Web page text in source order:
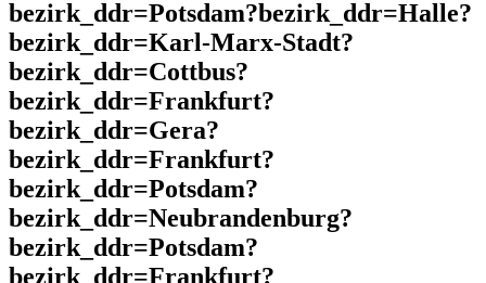
bezirk_ddr=Potsdam?bezirk_ddr=Halle?
bezirk_ddr=Karl-Marx-Stadt?
bezirk_ddr=Cottbus?
bezirk_ddr=Frankfurt?
bezirk_ddr=Gera?
bezirk_ddr=Frankfurt?
bezirk_ddr=Potsdam?
bezirk_ddr=Neubrandenburg?
bezirk_ddr=Potsdam?
bezirk_ddr=Frankfurt?